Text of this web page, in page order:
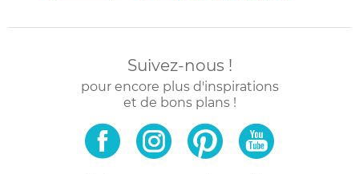
Suivez-nous !
pour encore plus d'inspirations
et de bons plans !